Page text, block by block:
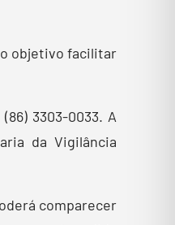
objetivo facilitar
3303-0033. A
da Vigilância
comparecer